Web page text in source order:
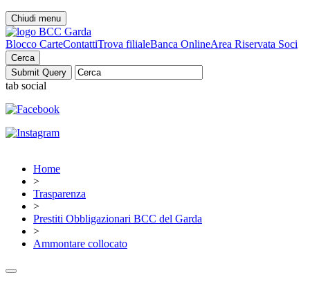
Chiudi menu
Blocco CarteContattiTrova filialeBanca OnlineArea Riservata Soci
Cerca
tab social
Home
>
Trasparenza
>
Prestiti Obbligazionari BCC del Garda
>
Ammontare collocato